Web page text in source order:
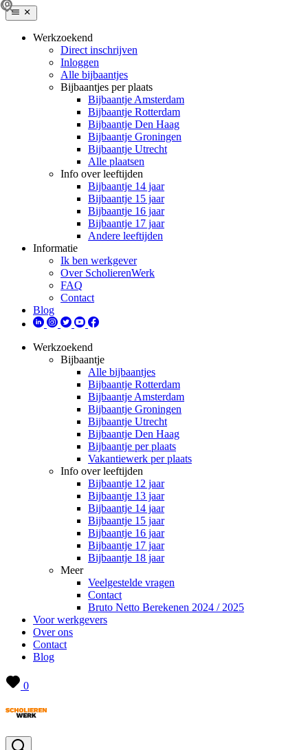
Werkzoekend
Direct inschrijven
Inloggen
Alle bijbaantjes
Bijbaantjes per plaats
Bijbaantje Amsterdam
Bijbaantje Rotterdam
Bijbaantje Den Haag
Bijbaantje Groningen
Bijbaantje Utrecht
Alle plaatsen
Info over leeftijden
Bijbaantje 14 jaar
Bijbaantje 15 jaar
Bijbaantje 16 jaar
Bijbaantje 17 jaar
Andere leeftijden
Informatie
Ik ben werkgever
Over ScholierenWerk
FAQ
Contact
Blog
Werkzoekend
Bijbaantje
Alle bijbaantjes
Bijbaantje Rotterdam
Bijbaantje Amsterdam
Bijbaantje Groningen
Bijbaantje Utrecht
Bijbaantje Den Haag
Bijbaantje per plaats
Vakantiewerk per plaats
Info over leeftijden
Bijbaantje 12 jaar
Bijbaantje 13 jaar
Bijbaantje 14 jaar
Bijbaantje 15 jaar
Bijbaantje 16 jaar
Bijbaantje 17 jaar
Bijbaantje 18 jaar
Meer
Veelgestelde vragen
Contact
Bruto Netto Berekenen 2024 / 2025
Voor werkgevers
Over ons
Contact
Blog
0